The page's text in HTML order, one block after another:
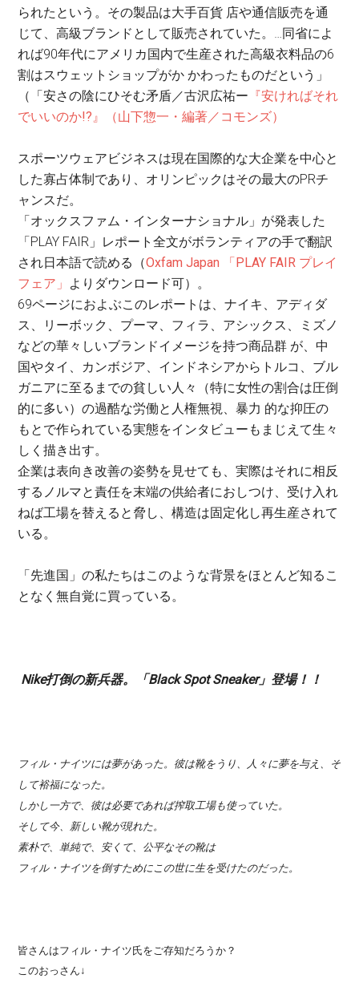
られたという。その製品は大手百貨 店や通信販売を通
じて、高級ブランドとして販売されていた。…同省によ
れば90年代にアメリカ国内で生産された高級衣料品の6
割はスウェットショップがか かわったものだという」
（「安さの陰にひそむ矛盾／古沢広祐ー 『安ければそれ
でいいのか!?』（山下惣一・編著／コモンズ）
スポーツウェアビジネスは現在国際的な大企業を中心と
した寡占体制であり、オリンピックはその最大のPRチ
ャンスだ。
「オックスファム・インターナショナル」が発表した
「PLAY FAIR」レポート全文がボランティアの手で翻訳
され日本語で読める（Oxfam Japan 「PLAY FAIR プレイ
フェア」 よりダウンロード可）。
69ページにおよぶこのレポートは、ナイキ、アディダ
ス、リーボック、プーマ、フィラ、アシックス、ミズノ
などの華々しいブランドイメージを持つ商品群 が、中
国やタイ、カンボジア、インドネシアからトルコ、ブル
ガニアに至るまでの貧しい人々（特に女性の割合は圧倒
的に多い）の過酷な労働と人権無視、暴力 的な抑圧の
もとで作られている実態をインタビューもまじえて生々
しく描き出す。
企業は表向き改善の姿勢を見せても、実際はそれに相反
するノルマと責任を末端の供給者におしつけ、受け入れ
ねば工場を替えると脅し、構造は固定化し再生産されて
いる。
「先進国」の私たちはこのような背景をほとんど知るこ
となく無自覚に買っている。
Nike打倒の新兵器。「Black Spot Sneaker」登場！！
フィル・ナイツには夢があった。彼は靴をうり、人々に夢を与え、そ
して裕福になった。
しかし一方で、彼は必要であれば搾取工場も使っていた。
そして今、新しい靴が現れた。
素朴で、単純で、安くて、公平なその靴は
フィル・ナイツを倒すためにこの世に生を受けたのだった。
皆さんはフィル・ナイツ氏をご存知だろうか？
このおっさん↓